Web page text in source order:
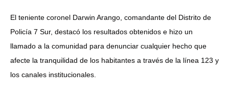
El teniente coronel Darwin Arango, comandante del Distrito de
Policía 7 Sur, destacó los resultados obtenidos e hizo un
llamado a la comunidad para denunciar cualquier hecho que
afecte la tranquilidad de los habitantes a través de la línea 123 y
los canales institucionales.